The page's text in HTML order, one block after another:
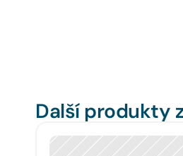
Další produkty